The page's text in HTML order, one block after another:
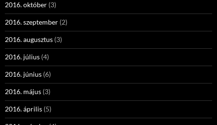
2016. október (3)
2016. szeptember (2)
2016. augusztus (3)
2016. július (4)
2016. június (6)
2016. május (3)
2016. április (5)